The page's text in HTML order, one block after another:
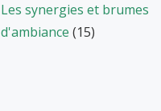
Les synergies et brumes
d'ambiance (15)